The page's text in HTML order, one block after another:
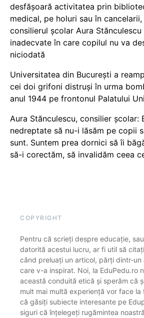
desfășoară activitatea prin
medical, pe holuri sau în
consilierul școlar Aura
inadecvate în care copilul nu va
niciodată
Universitatea din București a
cei doi grifoni distruși în urma
anul 1944 pe frontonul Palatului
Aura Stănculescu, consilier școlar:
nedreptate să nu-i lăsăm pe copii
sunt. Suntem prea dornici să îi
să-i corectăm, să invalidăm ceea
COPYRIGHT
Pentru că scrieți despre educație,
datorită acestui lucru, ar fi util să
când preluați un articol, părți dintr-un
care v-a inspirat. Noi, la EduPedu.ro
această conduită etică și sperăm că
mult mai multă experiență vor face la
că găsiți subiecte interesante pe
siguri că înțelegeți rugămintea